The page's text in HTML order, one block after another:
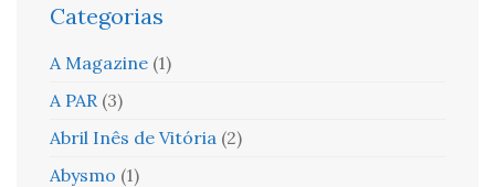
Categorias
A Magazine (1)
A PAR (3)
Abril Inês de Vitória (2)
Abysmo (1)